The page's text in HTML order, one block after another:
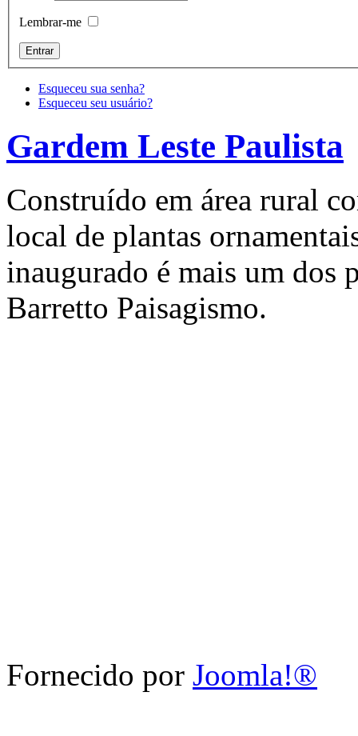
Lembrar-me
Esqueceu sua senha?
Esqueceu seu usuário?
Gardem Leste Paulista
Construído em área rural
local de plantas
inaugurado é mais um dos
Barretto Paisagismo.
Fornecido por Joomla!®